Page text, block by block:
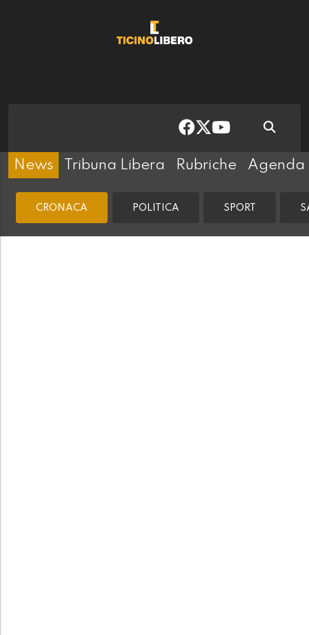
News Tribuna Libera Rubriche Agenda
CRONACA POLITICA SPORT